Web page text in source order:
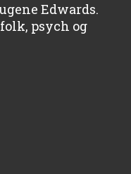
Edwards.
psych og